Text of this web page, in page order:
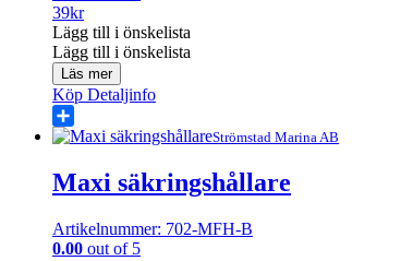
39kr
Lägg till i önskelista
Lägg till i önskelista
Läs mer
Köp Detaljinfo
Share Strömstad Marina AB
Maxi säkringshållare
Artikelnummer: 702-MFH-B
0.00 out of 5